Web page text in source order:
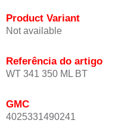
Product Variant
Not available
Referência do artigo
WT 341 350 ML BT
GMC
4025331490241